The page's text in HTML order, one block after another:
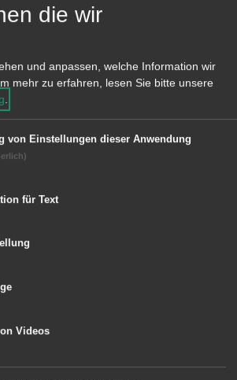
Kindertagesstätte
Unterkochen
Kita St. Josef
Einträge vorhanden.
die wir
und anpassen, welche Information wir
mehr zu erfahren, lesen Sie bitte unsere
von Einstellungen dieser Anwendung
für Text
Videos